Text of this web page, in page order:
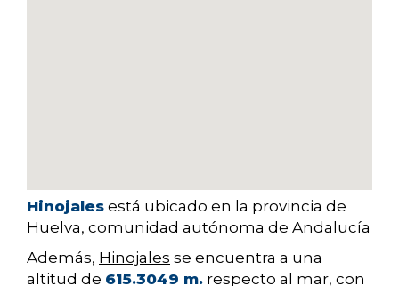
Hinojales está ubicado en la provincia de
Huelva, comunidad autónoma de Andalucía
Además, Hinojales se encuentra a una
altitud de 615.3049 m. respecto al mar, con